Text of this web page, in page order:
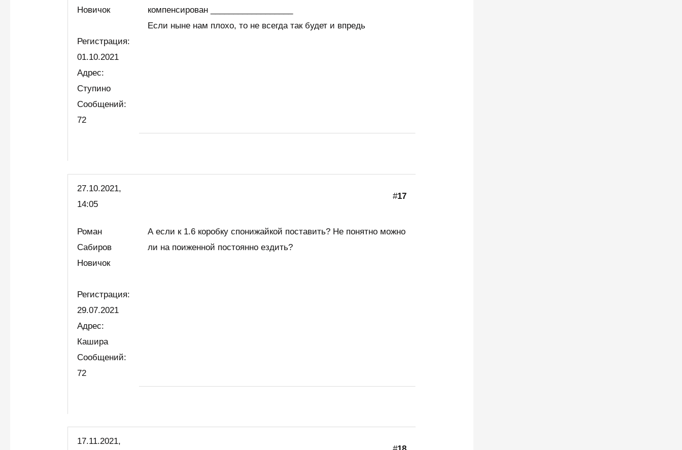
Новичок
Регистрация:
01.10.2021
Адрес:
Ступино
Сообщений:
72
компенсирован __________________
Если ныне нам плохо, то не всегда так будет и впредь
27.10.2021,
14:05
#17
Роман
Сабиров
Новичок
Регистрация:
29.07.2021
Адрес:
Кашира
Сообщений:
72
А если к 1.6 коробку спонижайкой поставить? Не понятно можно
ли на поиженной постоянно ездить?
17.11.2021,